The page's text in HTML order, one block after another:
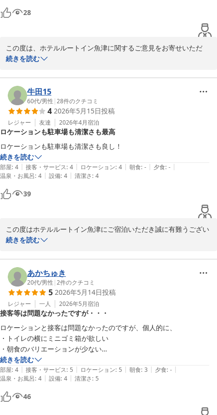
フロント　福森
ホテルルートイン魚津
28
この度は、ホテルルートイン魚津に関するご意見をお寄せいただ
き、誠にありがとうございます。
おっしゃる通り、スタッフの丁寧な接客についてお褒めいただき、
大変嬉しく思います。
日頃よりスタッフ一同、お客様への真摯なサービスを心がけており
ますので、そのようにお感じいただけたことは、大きな励みとなり
ます。
一方で、一部のお客様のご対応についてご不満を感じられた点につ
いては、大変心苦しく存じます。
今後もより多くのお客様にご満足いただけるよう
また、機会がございましたらぜひご利用くださいませ。心よりお待
ちしております。
ホテルルートイン魚津
2026-06-02
続きを読む
牛田15
60代/男性 |28件のクチコミ
4 2026年5月15日投稿
レジャー 友達 2026年4月宿泊
ロケーションも駐車場も清潔さも最高
ロケーションも駐車場も清潔さも良し！
続きを読む
部屋: 4 | 接客・サービス: 4 | ロケーション: 4 | 朝食: - | 夕食: - |
温泉・お風呂: 4 | 設備: 4 | 清潔さ: 4
39
この度はホテルルートイン魚津にご宿泊いただき誠に有難うござい
ます。
お客様のご満足いただけたご様子を拝見し
スタッフ一同嬉しく感じております。
当館は海の景色、反対側は山の景色を
ご覧いただける立地にございます。
お客様のお部屋からはどちらかの景色がお楽しみいただくことがで
き、多くのお客様よりご好評いただいております。
また、駐車場に関しても嬉しいお言葉を頂戴し、重ねて御礼申し上
げます。
お客様にご満足いただけるホテルを目指し、日々精進して参ります
ので、またぜひ機会がございましたら当館をご利用くださいませ。
続きを読む
あかちゅき
20代/男性 |2件のクチコミ
5 2026年5月14日投稿
レジャー 一人 2026年5月宿泊
接客等は問題なかったですが・・・
ロケーションと接客は問題なかったのですが、個人的に、
・トイレの横にミニゴミ箱が欲しい
・朝食のバリエーションが少ない
続きを読む
部屋: 4 | 接客・サービス: 5 | ロケーション: 5 | 朝食: 3 | 夕食: - |
温泉・お風呂: 4 | 設備: 4 | 清潔さ: 5
46